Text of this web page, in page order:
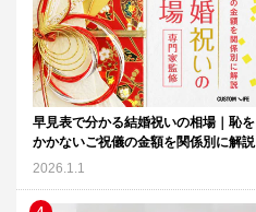
早見表で分かる結婚祝いの相場｜恥を
かかないご祝儀の金額を関係別に解説
2026.1.1